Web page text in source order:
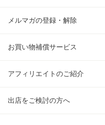
メルマガの登録・解除
お買い物補償サービス
アフィリエイトのご紹介
出店をご検討の方へ